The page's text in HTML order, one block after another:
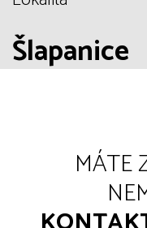
Šlapanice
MÁTE